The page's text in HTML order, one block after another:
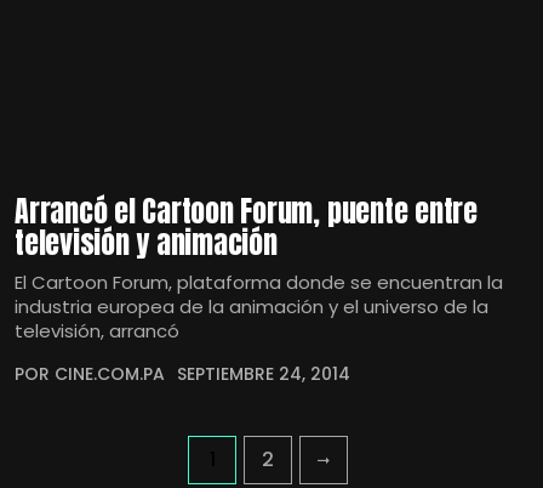
Arrancó el Cartoon Forum, puente entre
televisión y animación
El Cartoon Forum, plataforma donde se encuentran la
industria europea de la animación y el universo de la
televisión, arrancó
POR CINE.COM.PA SEPTIEMBRE 24, 2014
2